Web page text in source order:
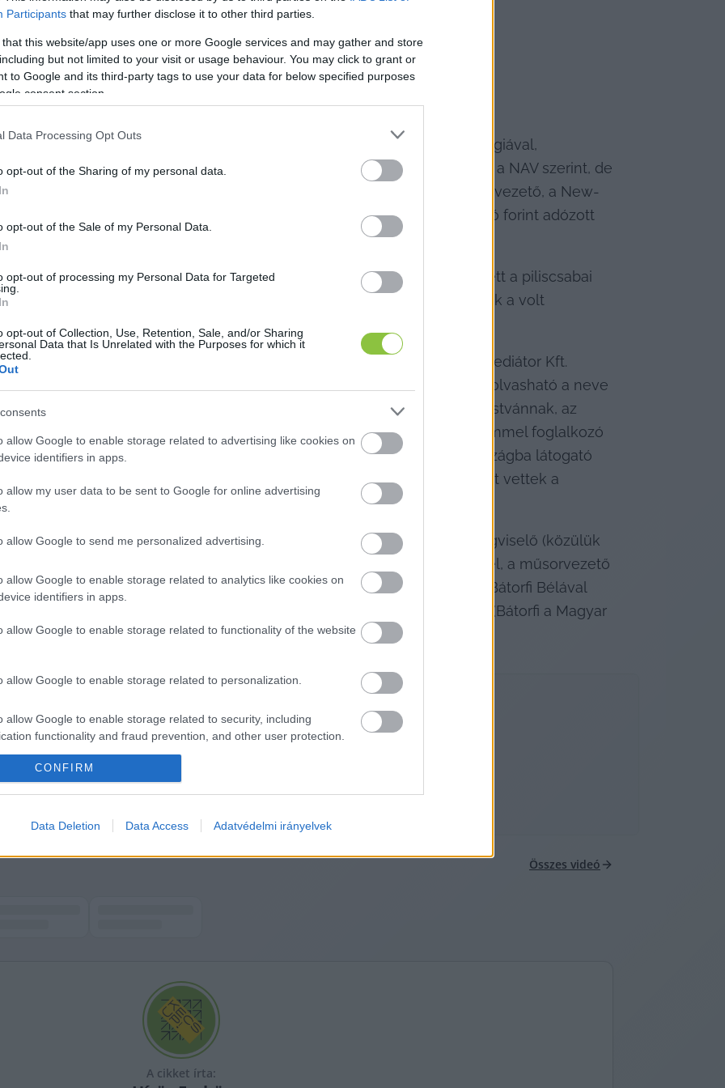
Participants that may further disclose it to other third parties.
that this website/app uses one or more Google services and may gather and store
but not limited to your visit or usage behaviour. You may click to grant or
to Google and its third-party tags to use your data for below specified purposes
consent section.
Data Processing Opt Outs
opt-out of the Sharing of my personal data.
opt-out of the Sale of my Personal Data.
opt-out of processing my Personal Data for Targeted
opt-out of Collection, Use, Retention, Sale, and/or Sharing
Data that Is Unrelated with the Purposes for which it
allow Google to enable storage related to advertising like cookies on
identifiers in apps.
allow my user data to be sent to Google for online advertising
allow Google to send me personalized advertising.
allow Google to enable storage related to analytics like cookies on
identifiers in apps.
allow Google to enable storage related to functionality of the website
allow Google to enable storage related to personalization.
allow Google to enable storage related to security, including
functionality and fraud prevention, and other user protection.
CONFIRM
Data Deletion Data Access Adatvédelmi irányelvek
tevékenykedő Fischl András is, aki a honlapja szerint jóslással, mágiával,
foglalkozik. Fischl magánszemélyként halmozott fel adótartozást a NAV szerint, de
több cégben is megfordult, jelenleg egy működő vállalkozásban ügyvezető, a New-
ben, amely 2017-ben 7,2 millió forint nettó árbevétel mellett 2,5 millió forint adózott
tevékenykedő, több ezer kisbefektetőt megkárosító – egyebek mellett a piliscsabai
– Pilis-Invest Ingatlanbefektetési és Hasznosító Szövetkezetnek a volt
is.
Dobrai Sándorné (bróker Marcsika), a felszámolás alatt lévő Kun-Mediátor Kft.
12 milliárd forint kárt okozott a pénzüket rábízó ügyfeleinek. A listán olvasható a neve
Kozsónak, azaz Kocsor Zsoltnak, a plasztikai sebész Seffer Istvánnak, az
Szabolcsnak, és Mustafa Sezen zöldség-gyümölcs nagykereskedelemmel foglalkozó
Kereskedelmi Kamara főtitkáraként tagja volt Orbán Viktor Törökországba látogató
Bálint neve is jó ideje fent van a listán, ők arról ismertek, hogy részt vettek a
egy tucat cégben volt már tulajdonosrésze vagy volt vezető tisztségviselő (közülük
kényszertörléssel megszűnt), és van közös vállalkozása a testvérével, a műsorvezető
míg Harsányi Zsolt a kültagja). Harsányi Zsolt 2002 januárjában Bátorfi Bélával
Kft.-t, e cégből azonban rövid idő múlva, 2003 decemberében kilépett. (Bátorfi a Magyar
fogorvosaként is ismert).
HIRDETÉS
Összes videó
A cikket írta: